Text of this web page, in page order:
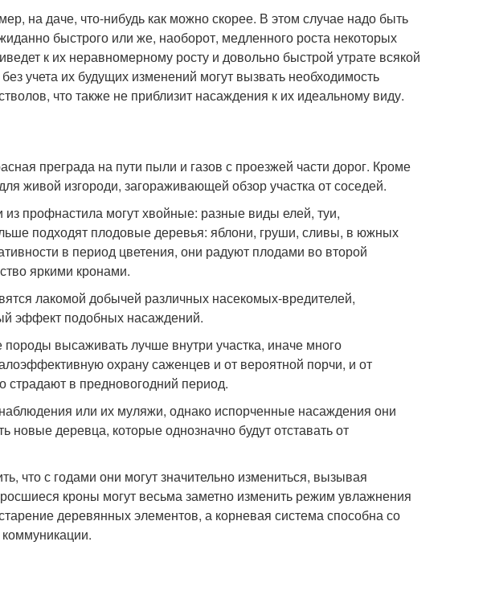
на даче, что-нибудь как можно скорее. В этом случае надо быть
быстрого или же, наоборот, медленного роста некоторых
к их неравномерному росту и довольно быстрой утрате всякой
учета их будущих изменений могут вызвать необходимость
что также не приблизит насаждения к их идеальному виду.
преграда на пути пыли и газов с проезжей части дорог. Кроме
живой изгороди, загораживающей обзор участка от соседей.
из профнастила могут хвойные: разные виды елей, туи,
подходят плодовые деревья: яблони, груши, сливы, в южных
в период цветения, они радуют плодами во второй
яркими кронами.
лакомой добычей различных насекомых-вредителей,
эффект подобных насаждений.
высаживать лучше внутри участка, иначе много
охрану саженцев и от вероятной порчи, и от
в предновогодний период.
или их муляжи, однако испорченные насаждения они
новые деревца, которые однозначно будут отставать от
что с годами они могут значительно измениться, вызывая
кроны могут весьма заметно изменить режим увлажнения
деревянных элементов, а корневая система способна со